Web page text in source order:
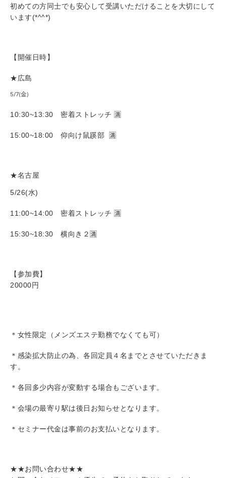
初めての方同士でも安心して受講いただけることを大切にして
います(*^^*)
【開催日時】
★広島
5/7(金)
10:30~13:30 密着ストレッチ 🈵
15:00~18:00 仰向け鼠蹊部 🈵
★名古屋
5/26(水)
11:00~14:00 密着ストレッチ 🈵
15:30~18:30 横向き２🈵
【参加費】
20000円
＊女性限定（メンズエステ勤務でなくても可）
＊感染拡大防止の為、各回定員４名までとさせていただきま
す。
＊各回多少内容が変動する場合もございます。
＊会場の最寄り駅は後日お知らせとなります。
＊セミナー代金は事前のお支払いとなります。
★★お問い合わせ★★